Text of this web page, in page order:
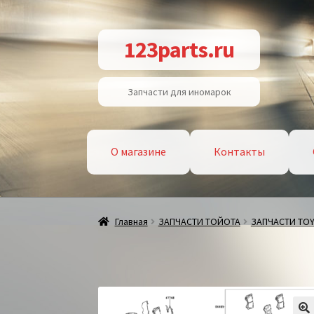
Перейти
к
навигации
Перейти
к
содержимому
123parts.ru
Запчасти для иномарок
О магазине Контакты
Главная ЗАПЧАСТИ ТОЙОТА ЗАПЧАСТИ